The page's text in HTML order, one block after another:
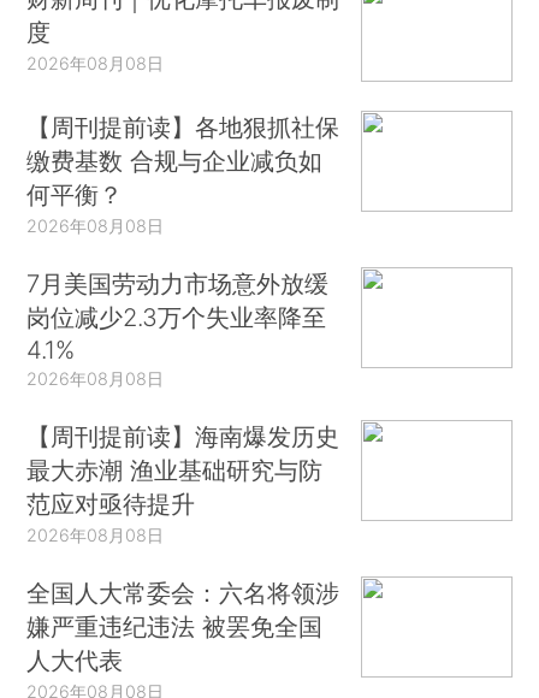
度
2026年08月08日
【周刊提前读】各地狠抓社保
缴费基数 合规与企业减负如
何平衡？
2026年08月08日
7月美国劳动力市场意外放缓
岗位减少2.3万个失业率降至
4.1%
2026年08月08日
【周刊提前读】海南爆发历史
最大赤潮 渔业基础研究与防
范应对亟待提升
2026年08月08日
全国人大常委会：六名将领涉
嫌严重违纪违法 被罢免全国
人大代表
2026年08月08日